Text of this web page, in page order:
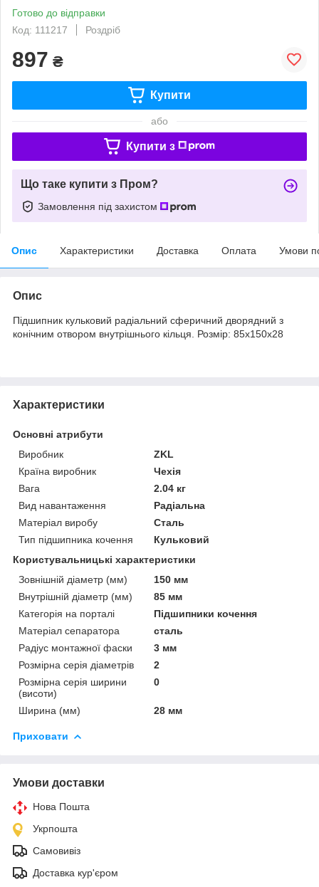
Готово до відправки
Код: 111217
Роздріб
897 ₴
Купити
або
Купити з
Що таке купити з Пром?
Замовлення під захистом
Опис Характеристики Доставка Оплата Умови
Опис
Підшипник кульковий радіальний сферичний дворядний з
конічним отвором внутрішнього кільця. Розмір: 85х150х28
Характеристики
Основні атрибути
Виробник
ZKL
Країна виробник
Чехія
Вага
2.04 кг
Вид навантаження
Радіальна
Матеріал виробу
Сталь
Тип підшипника кочення
Кульковий
Користувальницькі характеристики
Зовнішній діаметр (мм)
150 мм
Внутрішній діаметр (мм)
85 мм
Категорія на порталі
Підшипники кочення
Матеріал сепаратора
сталь
Радіус монтажної фаски
3 мм
Розмірна серія діаметрів
2
Розмірна серія ширини
(висоти)
0
Ширина (мм) 28 мм
Приховати
Умови доставки
Нова Пошта
Укрпошта
Самовивіз
Доставка кур'єром